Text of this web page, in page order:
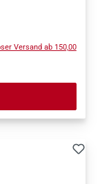
Versand ab 150,00